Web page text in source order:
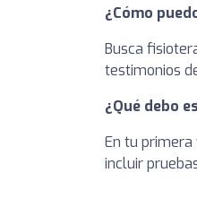
¿Cómo
Busca
testimonios
¿Qué debo
En tu
incluir